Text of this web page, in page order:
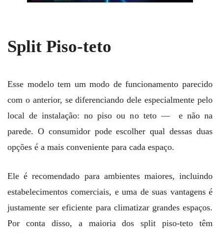
Split Piso-teto
Esse modelo tem um modo de funcionamento parecido
com o anterior, se diferenciando dele especialmente pelo
local de instalação: no piso ou no teto — e não na
parede. O consumidor pode escolher qual dessas duas
opções é a mais conveniente para cada espaço.
Ele é recomendado para ambientes maiores, incluindo
estabelecimentos comerciais, e uma de suas vantagens é
justamente ser eficiente para climatizar grandes espaços.
Por conta disso, a maioria dos split piso-teto têm